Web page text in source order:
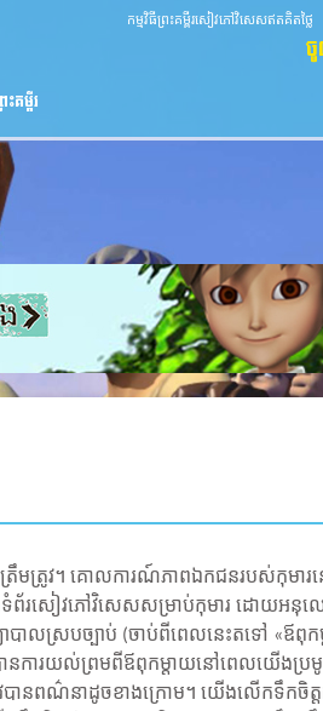
កម្មវិធីព្រះគម្ពីរសៀវភៅវិសេសឥតគិតថ្លៃ
ះគម្ពីរ
ត្រឹមត្រូវ។ គោលការណ៍ភាពឯកជនរបស់កុមារន
រសៀវភៅវិសេសសម្រាប់កុមារ ដោយអនុលោម
ាលស្របច្បាប់ (ចាប់ពីពេលនេះតទៅ «ឪពុ
ានការយល់ព្រមពីឪពុកម្តាយនៅពេលយើងប្
ានពណ៌នាដូចខាងក្រោម។ យើង​លើក​ទឹក​ចិត្ត